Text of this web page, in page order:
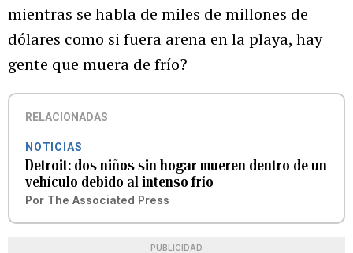
mientras se habla de miles de millones de
dólares como si fuera arena en la playa, hay
gente que muera de frío?
RELACIONADAS
NOTICIAS
Detroit: dos niños sin hogar mueren dentro de un
vehículo debido al intenso frío
Por The Associated Press
PUBLICIDAD